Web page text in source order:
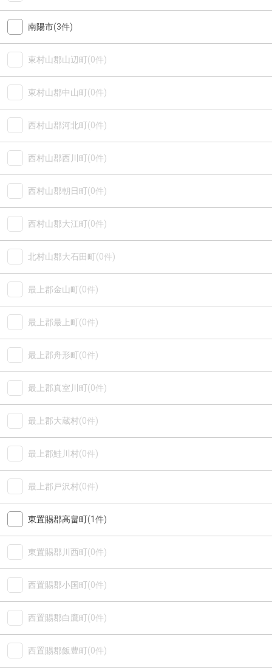
南陽市(3件)
東村山郡山辺町(0件)
東村山郡中山町(0件)
西村山郡河北町(0件)
西村山郡西川町(0件)
西村山郡朝日町(0件)
西村山郡大江町(0件)
北村山郡大石田町(0件)
最上郡金山町(0件)
最上郡最上町(0件)
最上郡舟形町(0件)
最上郡真室川町(0件)
最上郡大蔵村(0件)
最上郡鮭川村(0件)
最上郡戸沢村(0件)
東置賜郡高畠町(1件)
東置賜郡川西町(0件)
西置賜郡小国町(0件)
西置賜郡白鷹町(0件)
西置賜郡飯豊町(0件)